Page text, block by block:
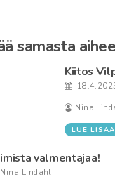
samasta
Kiitos
Nina
LUE LISÄÄ
valmentajaa!
Nina Lindahl